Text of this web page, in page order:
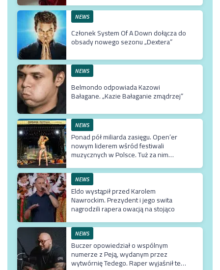
NEWS
Członek System Of A Down dołącza do
obsady nowego sezonu „Dextera”
NEWS
Belmondo odpowiada Kazowi
Bałagane. „Kazie Bałaganie zmądrzej”
NEWS
Ponad pół miliarda zasięgu. Open’er
nowym liderem wśród festiwali
muzycznych w Polsce. Tuż za nim
NEWS
Eldo wystąpił przed Karolem
Nawrockim. Prezydent i jego swita
nagrodzili rapera owacją na stojąco
NEWS
Buczer opowiedział o wspólnym
numerze z Peją, wydanym przez
wytwórnię Tedego. Raper wyjaśnił też